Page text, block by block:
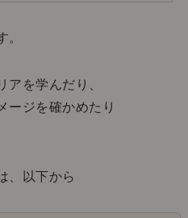
。
アを学んだり、
ージを確かめたり
、以下から